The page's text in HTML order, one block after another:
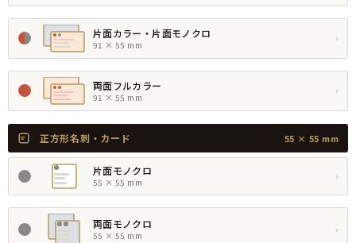
片面カラー・片面モノクロ
91 × 55 mm
›
両面フルカラー
91 × 55 mm
›
正方形名刺・カード 55 × 55 mm
片面モノクロ
55 × 55 mm
›
両面モノクロ
55 × 55 mm
›